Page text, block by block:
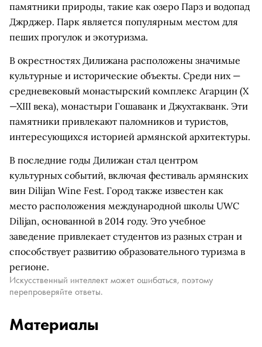
памятники природы, такие как озеро Парз и водопад
Джрджер. Парк является популярным местом для
пеших прогулок и экотуризма.
В окрестностях Дилижана расположены значимые
культурные и исторические объекты. Среди них —
средневековый монастырский комплекс Агарцин (X
—XIII века), монастыри Гошаванк и Джухтакванк. Эти
памятники привлекают паломников и туристов,
интересующихся историей армянской архитектуры.
В последние годы Дилижан стал центром
культурных событий, включая фестиваль армянских
вин Dilijan Wine Fest. Город также известен как
место расположения международной школы UWC
Dilijan, основанной в 2014 году. Это учебное
заведение привлекает студентов из разных стран и
способствует развитию образовательного туризма в
регионе.
Искусственный интеллект может ошибаться, поэтому
перепроверяйте ответы.
Материалы